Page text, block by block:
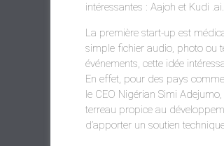
intéressantes : Aajoh et Kudi .ai.
La première start-up est
simple fichier audio, photo ou
événements, cette idée
En effet, pour des pays
le CEO Nigérian Simi
terreau propice au
d’apporter un soutien